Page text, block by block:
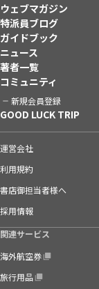
ウェブマガジン
特派員ブログ
ガイドブック
ニュース
著者一覧
コミュニティ
新規会員登録
GOOD LUCK TRIP
運営会社
利用規約
書店御担当者様へ
採用情報
関連サービス
海外航空券
旅行用品